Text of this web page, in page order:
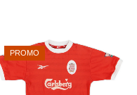
était :
69€.
est :
PROMO